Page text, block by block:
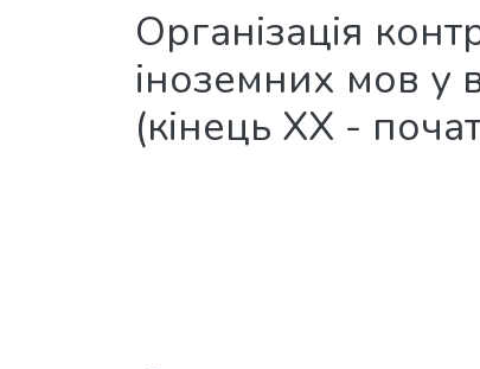
Організація
іноземних мов у
(кінець ХХ -